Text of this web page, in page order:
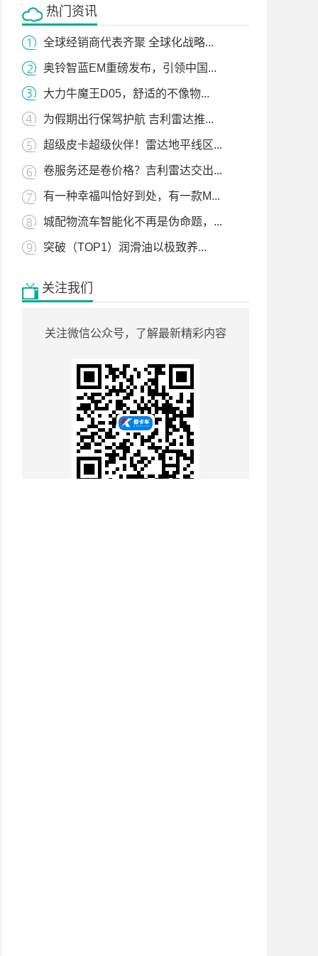
热门资讯
全球经销商代表齐聚 全球化战略...
奥铃智蓝EM重磅发布，引领中国...
大力牛魔王D05，舒适的不像物...
为假期出行保驾护航 吉利雷达推...
超级皮卡超级伙伴！雷达地平线区...
卷服务还是卷价格？吉利雷达交出...
有一种幸福叫恰好到处，有一款M...
城配物流车智能化不再是伪命题，...
突破（TOP1）润滑油以极致养...
关注我们
关注微信公众号，了解最新精彩内容